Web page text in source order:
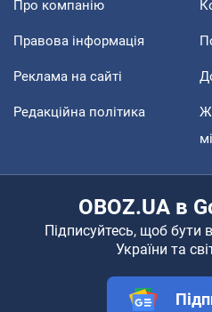
Про компанію
Правова інформація
Реклама на сайті
Редакційна політика
OBOZ.UA в
Підписуйтесь, щоб бути
України та